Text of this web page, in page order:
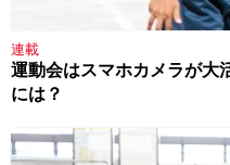
連載
運動会はスマホカメラが大
には？